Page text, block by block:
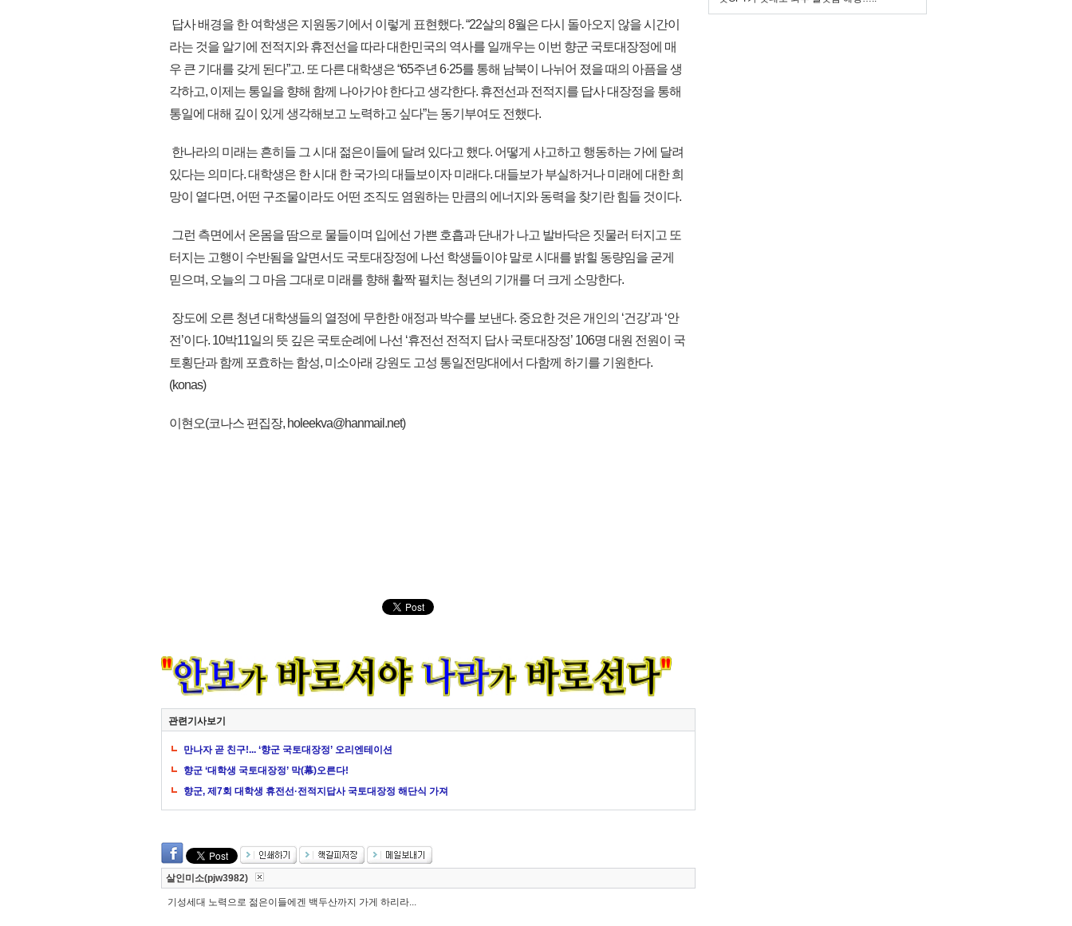
답사 배경을 한 여학생은 지원동기에서 이렇게 표현했다. “22살의 8월은 다시 돌아오지 않을 시간이
라는 것을 알기에 전적지와 휴전선을 따라 대한민국의 역사를 일깨우는 이번 향군 국토대장정에 매
우 큰 기대를 갖게 된다”고. 또 다른 대학생은 “65주년 6·25를 통해 남북이 나뉘어 졌을 때의 아픔을 생
각하고, 이제는 통일을 향해 함께 나아가야 한다고 생각한다. 휴전선과 전적지를 답사 대장정을 통해
통일에 대해 깊이 있게 생각해보고 노력하고 싶다”는 동기부여도 전했다.
한나라의 미래는 흔히들 그 시대 젊은이들에 달려 있다고 했다. 어떻게 사고하고 행동하는 가에 달려
있다는 의미다. 대학생은 한 시대 한 국가의 대들보이자 미래다. 대들보가 부실하거나 미래에 대한 희
망이 옅다면, 어떤 구조물이라도 어떤 조직도 염원하는 만큼의 에너지와 동력을 찾기란 힘들 것이다.
그런 측면에서 온몸을 땀으로 물들이며 입에선 가쁜 호흡과 단내가 나고 발바닥은 짓물러 터지고 또
터지는 고행이 수반됨을 알면서도 국토대장정에 나선 학생들이야 말로 시대를 밝힐 동량임을 굳게
믿으며, 오늘의 그 마음 그대로 미래를 향해 활짝 펼치는 청년의 기개를 더 크게 소망한다.
장도에 오른 청년 대학생들의 열정에 무한한 애정과 박수를 보낸다. 중요한 것은 개인의 ‘건강’과 ‘안
전’이다. 10박11일의 뜻 깊은 국토순례에 나선 ‘휴전선 전적지 답사 국토대장정’ 106명 대원 전원이 국
토횡단과 함께 포효하는 함성, 미소아래 강원도 고성 통일전망대에서 다함께 하기를 기원한다.
(konas)
이현오(코나스 편집장, holeekva@hanmail.net)
관련기사보기
만나자 곧 친구!... ‘향군 국토대장정’ 오리엔테이션
향군 ‘대학생 국토대장정’ 막(幕)오른다!
향군, 제7회 대학생 휴전선·전적지답사 국토대장정 해단식 가져
살인미소(pjw3982)
기성세대 노력으로 젊은이들에겐 백두산까지 가게 하리라...